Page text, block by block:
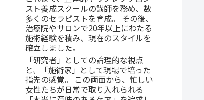
スト養成スクールの講師を務め、数
多くのセラピストを育成。 その後、
治療院やサロンで20年以上にわたる
施術経験を積み、現在のスタイルを
確立しました。
「研究者」としての論理的な視点
と、「施術家」として現場で培った
指先の感覚。 この両面から、忙しい
女性たちが日常で取り入れられる